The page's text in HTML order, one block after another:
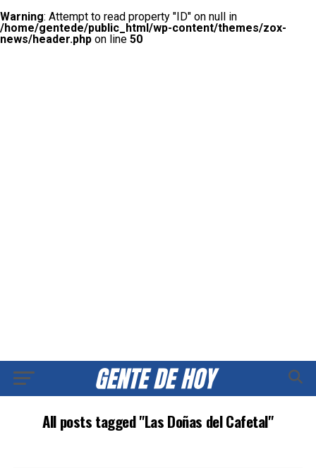
Warning: Attempt to read property "ID" on null in
/home/gentede/public_html/wp-content/themes/zox-
news/header.php on line 50
All posts tagged "Las Doñas del Cafetal"